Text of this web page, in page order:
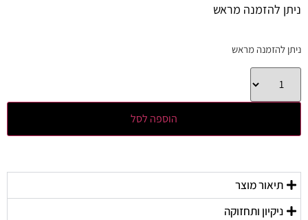
ניתן להזמנה מראש
ניתן להזמנה מראש
הוספה לסל
תיאור מוצר
ניקיון ותחזוקה